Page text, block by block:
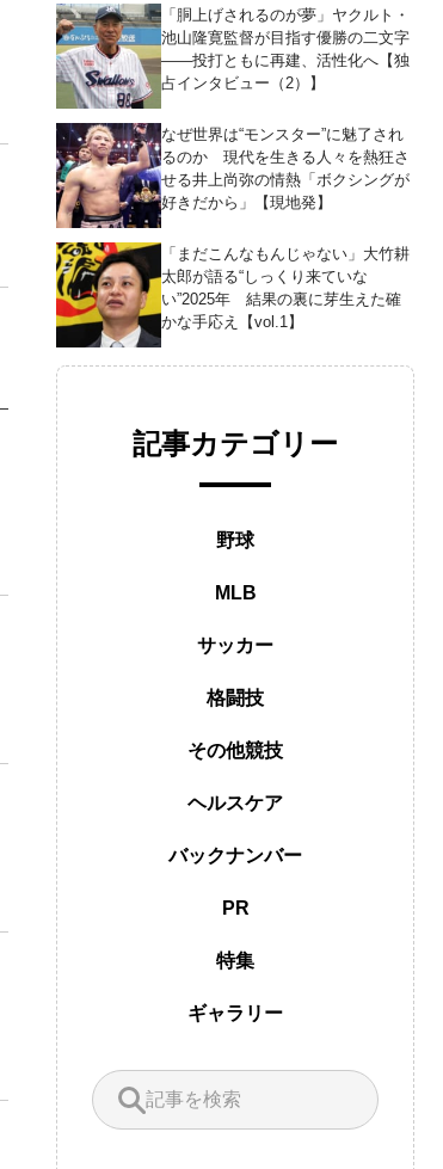
「胴上げされるのが夢」ヤクルト・
池山隆寛監督が目指す優勝の二文字
――投打ともに再建、活性化へ【独
占インタビュー（2）】
なぜ世界は“モンスター”に魅了され
るのか 現代を生きる人々を熱狂さ
せる井上尚弥の情熱「ボクシングが
好きだから」【現地発】
「まだこんなもんじゃない」大竹耕
太郎が語る“しっくり来ていな
い”2025年 結果の裏に芽生えた確
かな手応え【vol.1】
記事カテゴリー
野球
MLB
サッカー
格闘技
その他競技
ヘルスケア
バックナンバー
PR
特集
ギャラリー